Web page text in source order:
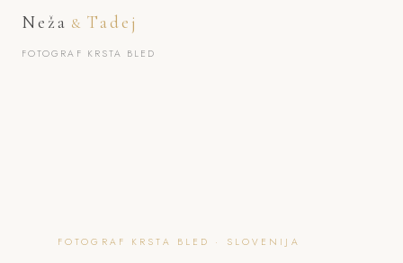
Neža & Tadej
FOTOGRAF KRSTA BLED
FOTOGRAF KRSTA BLED · SLOVENIJA